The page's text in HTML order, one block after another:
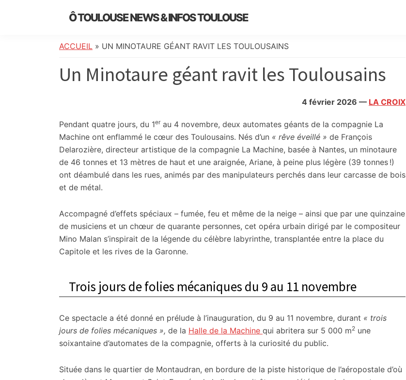
Ô TOULOUSE NEWS & INFOS TOULOUSE
de
toulousaine
:
culture,
politique,
météo,
faits
divers
et
citoyennes
ACCUEIL » UN MINOTAURE GÉANT RAVIT LES TOULOUSAINS
Un Minotaure géant ravit les Toulousains
4 février 2026 — LA CROIX
Pendant quatre jours, du 1er au 4 novembre, deux automates géants de la compagnie La
Machine ont enflammé le cœur des Toulousains. Nés d’un « rêve éveillé » de François
Delarozière, directeur artistique de la compagnie La Machine, basée à Nantes, un minotaure
de 46 tonnes et 13 mètres de haut et une araignée, Ariane, à peine plus légère (39 tonnes !)
ont déambulé dans les rues, animés par des manipulateurs perchés dans leur carcasse de bois
et de métal.
Accompagné d’effets spéciaux – fumée, feu et même de la neige – ainsi que par une quinzaine
de musiciens et un chœur de quarante personnes, cet opéra urbain dirigé par le compositeur
Mino Malan s’inspirait de la légende du célèbre labyrinthe, transplantée entre la place du
Capitole et les rives de la Garonne.
Trois jours de folies mécaniques du 9 au 11 novembre
Ce spectacle a été donné en prélude à l’inauguration, du 9 au 11 novembre, durant « trois
jours de folies mécaniques », de la Halle de la Machine qui abritera sur 5 000 m2 une
soixantaine d’automates de la compagnie, offerts à la curiosité du public.
Située dans le quartier de Montaudran, en bordure de la piste historique de l’aéropostale d’où